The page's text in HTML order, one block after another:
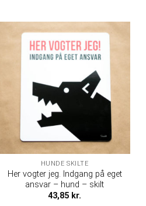
HUNDE SKILTE
Her vogter jeg. Indgang på eget
ansvar – hund – skilt
43,85 kr.